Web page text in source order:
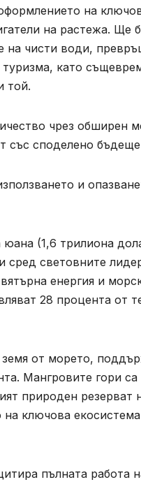
на
на растежа. Ще
на чисти води,
като
той.
чрез обширен
със споделено
и
юана (1,6 трилиона
сред световните
енергия и
28 процента от
земя от морето,
Мангровите гори
природен резерват
ключова
пълната работа